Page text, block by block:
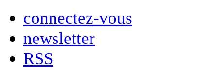
connectez-vous
newsletter
RSS